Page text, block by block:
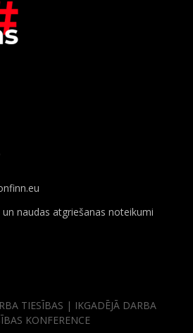
naudas atgriešanas noteikumi
TIESĪBAS | IKGADĒJĀ DARBA
KONFERENCE